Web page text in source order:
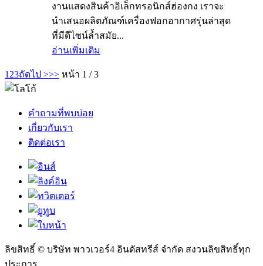
งานแสดงสินค้าอิเล็กทรอนิกส์ฮ่องกง เราจะ
นำเสนอผลิตภัณฑ์เครื่องฟอกอากาศรุ่นล่าสุด
ที่มีดีไซน์ล้ำสมัย...
อ่านเพิ่มเติม
1 23ถัดไป >>> หน้า 1 / 3
คำถามที่พบบ่อย
เกี่ยวกับเรา
ติดต่อเรา
ลิขสิทธิ์ © บริษัท พาวเวอร์4 อินดัสทรีส์ จำกัด สงวนลิขสิทธิ์ทุก
ประการ